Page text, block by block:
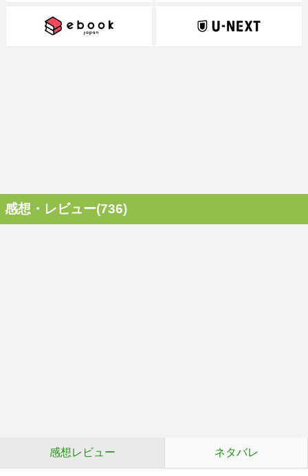
感想・レビュー(736)
感想レビュー ネタバレ